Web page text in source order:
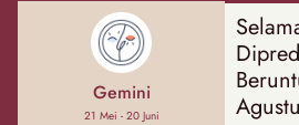
Gemini
21 Mei - 20 Juni